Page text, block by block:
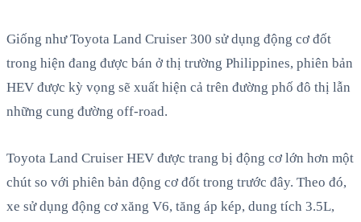
Giống như Toyota Land Cruiser 300 sử dụng động cơ đốt
trong hiện đang được bán ở thị trường Philippines, phiên bản
HEV được kỳ vọng sẽ xuất hiện cả trên đường phố đô thị lẫn
những cung đường off-road.
Toyota Land Cruiser HEV được trang bị động cơ lớn hơn một
chút so với phiên bản động cơ đốt trong trước đây. Theo đó,
xe sử dụng động cơ xăng V6, tăng áp kép, dung tích 3.5L,